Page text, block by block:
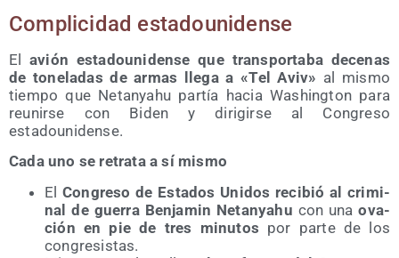
Com­pli­ci­dad estadounidense
Elavión esta­dou­ni­den­se que trans­por­ta­ba dece­nas
de tone­la­das de armas lle­ga a «Tel Aviv» al mis­mo
tiem­po que Netan­yahu par­tía hacia Washing­ton para
reu­nir­se con Biden y diri­gir­se al Con­gre­so
estadounidense.
Cada uno se retra­ta a sí mismo
El Con­gre­so de Esta­dos Uni­dos reci­bió al cri­mi­
nal de gue­rra Ben­ja­min Netan­yahu con unaova­
ción en pie de tres minu­tos por par­te de los
congresistas.